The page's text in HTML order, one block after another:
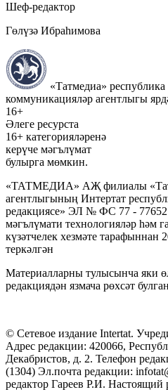
Шеф-редактор
Гөлүзә Ибраһимова
«Татмедиа»
коммуникацияләр агентлыгы
16+
Әлеге ресурста
16+ категорияләренә
керүче мәгълүмат
булырга мөмкин.
«ТАТМЕДИА» АҖ филиалы
агентлыгының Интертат
редакциясе» ЭЛ № ФС 77 - 77652
мәгълүмати технологияләр һәм
күзәтчелек хезмәте
теркәлгән
Материалларны тулысынча яки
редакциядән язмача рөхсәт
© Сетевое издание Intertat.
Адрес редакции: 420066,
Декабристов, д. 2. Телефон
(1304) Эл.почта редакции:
редактор Гареев Р.И. Настоящий